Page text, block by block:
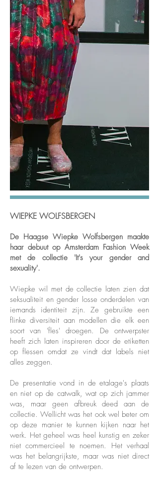
WIEPKE WOLFSBERGEN
De Haagse Wiepke Wolfsbergen maakte
haar debuut op Amsterdam Fashion Week
met de collectie 'It's your gender and
sexuality'.
Wiepke wil met de collectie laten zien dat
seksualiteit en gender losse onderdelen van
iemands identiteit zijn. Ze gebruikte een
flinke diversiteit aan modellen die elk een
soort van 'fles' droegen. De ontwerpster
heeft zich laten inspireren door de etiketten
op flessen omdat ze vindt dat labels niet
alles zeggen.
De presentatie vond in de etalage's plaats
en niet op de catwalk, wat op zich jammer
was, maar geen afbreuk deed aan de
collectie. Wellicht was het ook wel beter om
op deze manier te kunnen kijken naar het
werk. Het geheel was heel kunstig en zeker
niet commercieel te noemen. Het verhaal
was het belangrijkste, maar was niet direct
af te lezen van de ontwerpen.